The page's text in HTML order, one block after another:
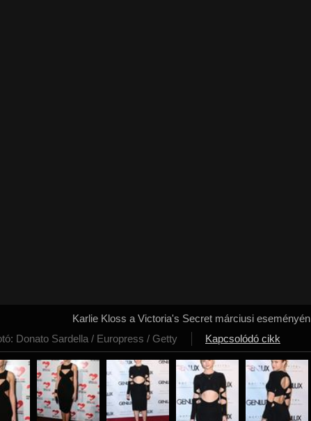
Karlie Kloss a Victoria's Secret márciusi eseményén
Donato Sardella / Europress / Getty
Kapcsolódó cikk